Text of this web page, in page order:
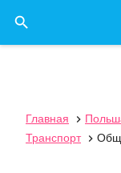

Главная 
Транспорт
